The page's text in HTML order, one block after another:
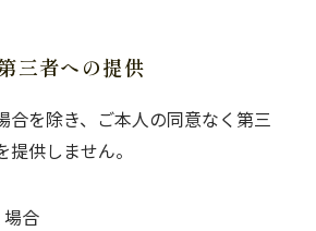
三者への提供
合を除き、ご本人の同意なく第三
供しません。
合